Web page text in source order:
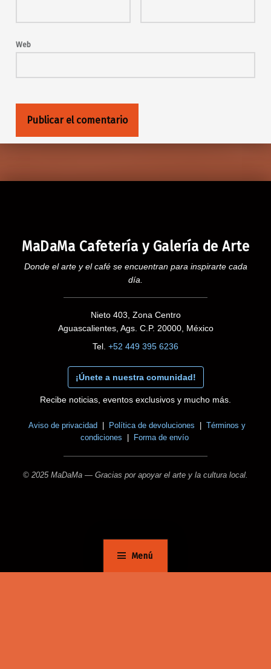
Menú
Web
MaDaMa Cafetería y Galería de Arte
Donde el arte y el café se encuentran para inspirarte cada
día.
Nieto 403, Zona Centro
Aguascalientes, Ags. C.P. 20000, México
Tel. +52 449 395 6236
¡Únete a nuestra comunidad!
Recibe noticias, eventos exclusivos y mucho más.
Aviso de privacidad | Política de devoluciones | Términos y
condiciones
| Forma de envío
© 2025 MaDaMa — Gracias por apoyar el arte y la cultura local.